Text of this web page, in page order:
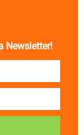
Newsletter!